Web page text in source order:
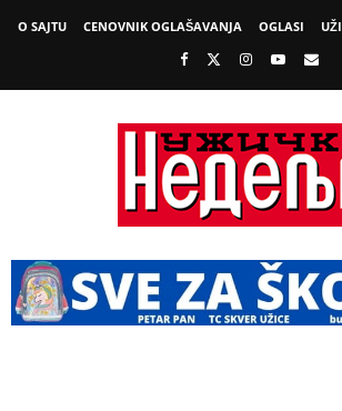
O SAJTU CENOVNIK OGLAŠAVANJA OGLASI